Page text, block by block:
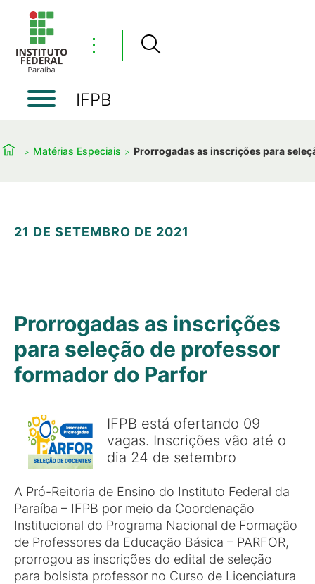
⋮
IFPB
Matérias Especiais Prorrogadas as inscrições para
21 DE SETEMBRO DE 2021
Prorrogadas as inscrições
para seleção de professor
formador do Parfor
IFPB está ofertando 09
vagas. Inscrições vão até o
dia 24 de setembro
A Pró-Reitoria de Ensino do Instituto Federal da
Paraíba – IFPB por meio da Coordenação
Institucional do Programa Nacional de Formação
de Professores da Educação Básica – PARFOR,
prorrogou as inscrições do edital de seleção
para bolsista professor no Curso de Licenciatura